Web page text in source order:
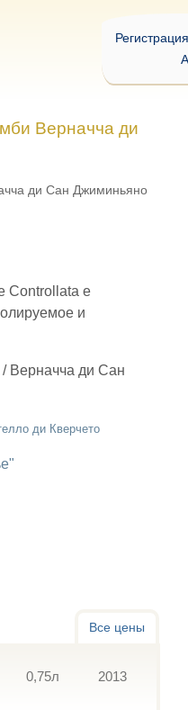
Регистрация
Верначча ди
ди Сан Джиминьяно
Controllata e
и
/ Верначча ди Сан
ди Кверчето
Все цены
0,75л 2013